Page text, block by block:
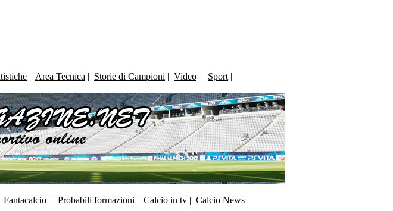
| Area Tecnica | Storie di Campioni | Video | Sport |
Fantacalcio| Probabili formazioni | Calcio in tv| Calcio News|